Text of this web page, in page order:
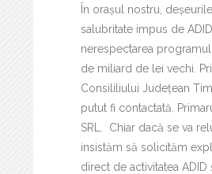
În orașul nostru,
salubritate impus de
nerespectarea
de miliard de lei vechi.
Consililiului Județean
putut fi contactată.
SRL. Chiar dacă se va
insistăm să solicităm
direct de activitatea ADID